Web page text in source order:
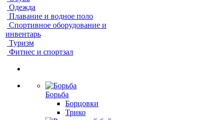
Одежда
Плавание и водное поло
Спортивное оборудование и
инвентарь
Туризм
Фитнес и спортзал
Борьба
Борцовки
Трико